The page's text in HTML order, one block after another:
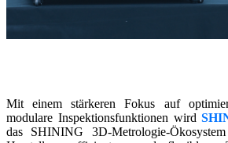
Mit einem stärkeren Fokus auf
modulare Inspektionsfunktionen wird
das SHINING 3D-Metrologie-